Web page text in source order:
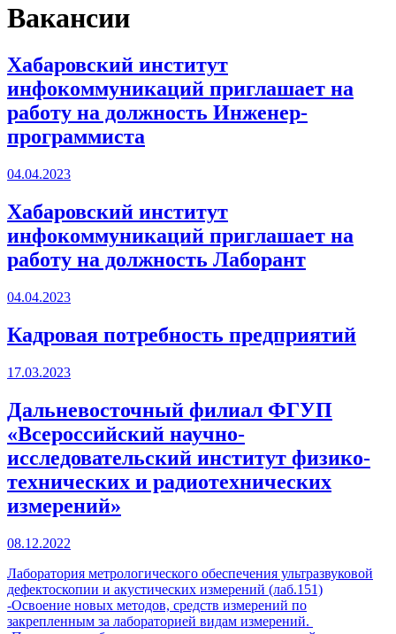
Вакансии
Хабаровский институт
инфокоммуникаций приглашает на
работу на должность Инженер-
программиста
04.04.2023
Хабаровский институт
инфокоммуникаций приглашает на
работу на должность Лаборант
04.04.2023
Кадровая потребность предприятий
17.03.2023
Дальневосточный филиал ФГУП
«Всероссийский научно-
исследовательский институт физико-
технических и радиотехнических
измерений»
08.12.2022
Лаборатория метрологического обеспечения ультразвуковой
дефектоскопии и акустических измерений (лаб.151)
-Освоение новых методов, средств измерений по
закрепленным за лабораторией видам измерений.